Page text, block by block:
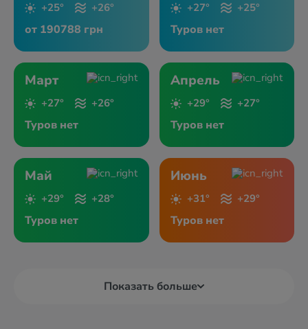
+25° +26°
от 190788 грн
+27° +25°
Туров нет
Март
+27° +26°
Туров нет
Апрель
+29° +27°
Туров нет
Май
+29° +28°
Туров нет
Июнь
+31° +29°
Туров нет
Показать больше